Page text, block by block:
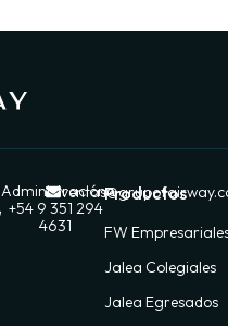
Administración:
+54 9 351 294
4631
Productos
FW
Jalea Colegiales
Jalea Egresados